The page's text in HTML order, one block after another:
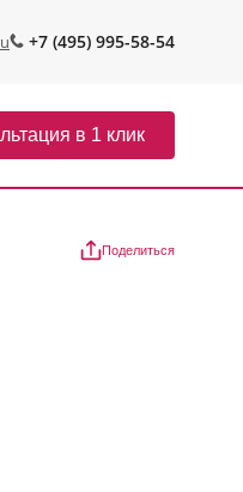
+7 (495) 995-58-54
в 1 клик
Поделиться